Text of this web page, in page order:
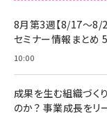
8月第3週【8/17～8/
セミナー情報まとめ
10:00
成果を生む組織づく
のか？ 事業成長をリ